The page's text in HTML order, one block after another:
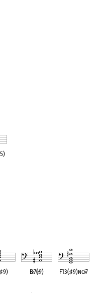
♯9) B♭7(♭9) F13(♯9)no♭7